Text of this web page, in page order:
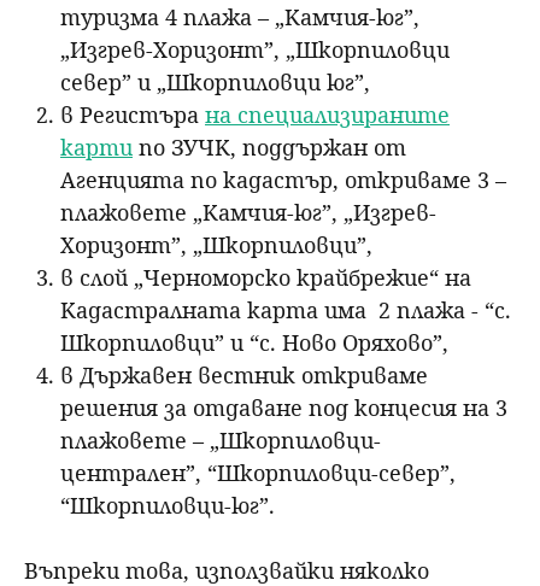
туризма 4 плажа – „Камчия-юг”,
„Изгрев-Хоризонт”, „Шкорпиловци
север” и „Шкорпиловци юг”,
в Регистъра на специализираните
карти по ЗУЧК, поддържан от
Агенцията по кадастър, откриваме 3 –
плажовете „Камчия-юг”, „Изгрев-
Хоризонт”, „Шкорпиловци”,
в слой „Черноморско крайбрежие“ на
Кадастралната карта има 2 плажа - “с.
Шкорпиловци” и “с. Ново Оряхово”,
в Държавен вестник откриваме
решения за отдаване под концесия на 3
плажовете – „Шкорпиловци-
централен”, “Шкорпиловци-север”,
“Шкорпиловци-юг”.
Въпреки това, използвайки няколко